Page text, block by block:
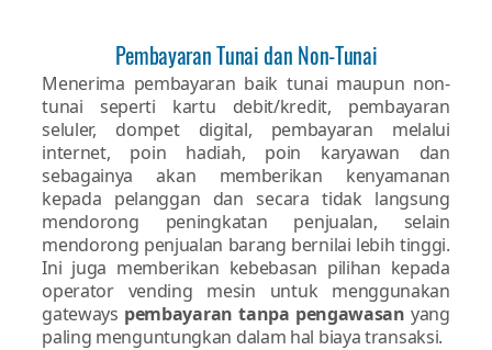
Pembayaran Tunai dan Non-Tunai
Menerima pembayaran baik tunai maupun non-
tunai seperti kartu debit/kredit, pembayaran
seluler, dompet digital, pembayaran melalui
internet, poin hadiah, poin karyawan dan
sebagainya akan memberikan kenyamanan
kepada pelanggan dan secara tidak langsung
mendorong peningkatan penjualan, selain
mendorong penjualan barang bernilai lebih tinggi.
Ini juga memberikan kebebasan pilihan kepada
operator vending mesin untuk menggunakan
gateways pembayaran tanpa pengawasan yang
paling menguntungkan dalam hal biaya transaksi.